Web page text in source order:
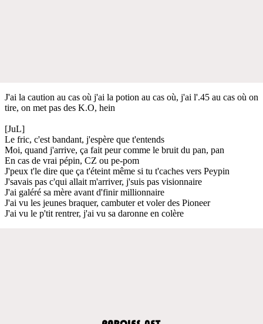
J'ai la caution au cas où j'ai la potion au cas où, j'ai l'.45 au cas où on
tire, on met pas des K.O, hein
[JuL]
Le fric, c'est bandant, j'espère que t'entends
Moi, quand j'arrive, ça fait peur comme le bruit du pan, pan
En cas de vrai pépin, CZ ou pe-pom
J'peux t'le dire que ça t'éteint même si tu t'caches vers Peypin
J'savais pas c'qui allait m'arriver, j'suis pas visionnaire
J'ai galéré sa mère avant d'finir millionnaire
J'ai vu les jeunes braquer, cambuter et voler des Pioneer
J'ai vu le p'tit rentrer, j'ai vu sa daronne en colère